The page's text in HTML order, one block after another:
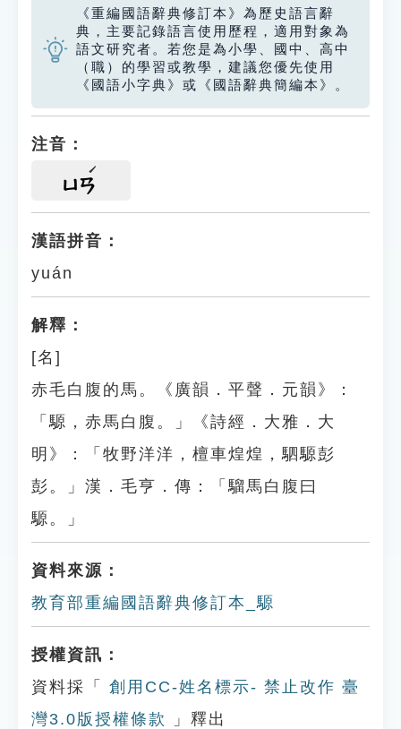
《重編國語辭典修訂本》為歷史語言辭
典，主要記錄語言使用歷程，適用對象為
語文研究者。若您是為小學、國中、高中
（職）的學習或教學，建議您優先使用
《國語小字典》或《國語辭典簡編本》。
注音：
ㄩㄢ
漢語拼音：
yuán
解釋：
[名]
赤毛白腹的馬。《廣韻．平聲．元韻》：
「騵，赤馬白腹。」《詩經．大雅．大
明》：「牧野洋洋，檀車煌煌，駟騵彭
彭。」漢．毛亨．傳：「騮馬白腹曰
騵。」
資料來源：
教育部重編國語辭典修訂本_騵
授權資訊：
資料採「
創用CC-姓名標示- 禁止改作 臺
灣3.0版授權條款
」釋出